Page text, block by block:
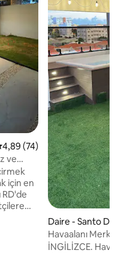
üzerinden ortalama 4,89
4,89 (74)
ve
için en
RD'de
Daire - Santo
Havaalanı
Dinlenme Yeri
İNGİLİZCE.